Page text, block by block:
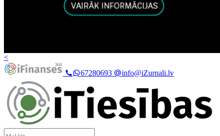
<
67280693
info@iZurnali.lv